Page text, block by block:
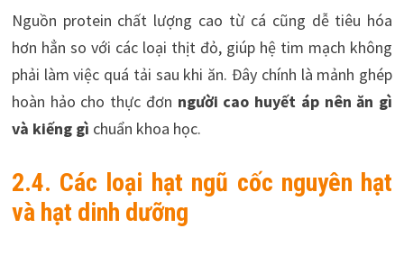
Nguồn protein chất lượng cao từ cá cũng dễ tiêu hóa
hơn hẳn so với các loại thịt đỏ, giúp hệ tim mạch không
phải làm việc quá tải sau khi ăn. Đây chính là mảnh ghép
hoàn hảo cho thực đơn người cao huyết áp nên ăn gì
và kiếng gì chuẩn khoa học.
2.4. Các loại hạt ngũ cốc nguyên hạt
và hạt dinh dưỡng